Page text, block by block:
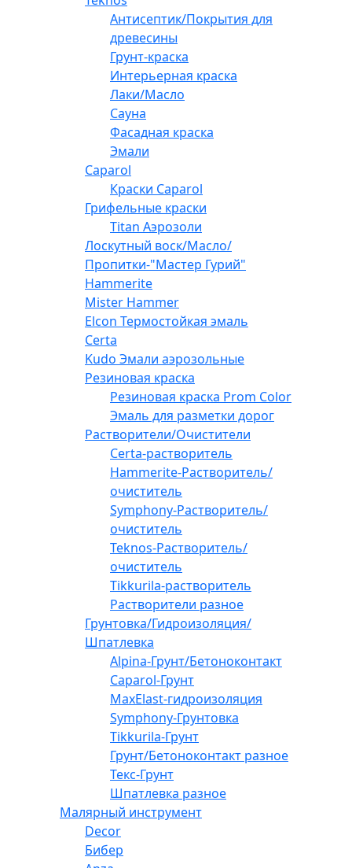
Антисептик/Покрытия для
древесины
Грунт-краска
Интерьерная краска
Лаки/Масло
Сауна
Фасадная краска
Эмали
Caparol
Краски Caparol
Грифельные краски
Titan Аэрозоли
Лоскутный воск/Масло/
Пропитки-"Мастер Гурий"
Hammerite
Mister Hammer
Elcon Термостойкая эмаль
Certa
Kudo Эмали аэрозольные
Резиновая краска
Резиновая краска Prom Color
Эмаль для разметки дорог
Растворители/Очистители
Certa-растворитель
Hammerite-Растворитель/
очиститель
Symphony-Растворитель/
очиститель
Teknos-Растворитель/
очиститель
Tikkurila-растворитель
Растворители разное
Грунтовка/Гидроизоляция/
Шпатлевка
Alpina-Грунт/Бетоноконтакт
Caparol-Грунт
MaxElast-гидроизоляция
Symphony-Грунтовка
Tikkurila-Грунт
Грунт/Бетоноконтакт разное
Текс-Грунт
Шпатлевка разное
Малярный инструмент
Decor
Бибер